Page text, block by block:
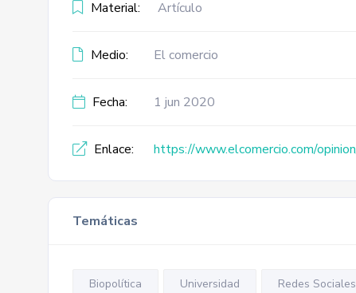
Material: Artículo
Medio: El comercio
Fecha: 1 jun 2020
Enlace: https://www.elcomercio.com/
Temáticas
Biopolítica Universidad Redes Sociales